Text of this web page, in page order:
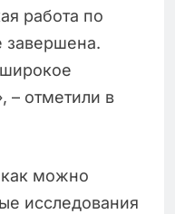
работа по
завершена.
– отметили в
можно
исследования